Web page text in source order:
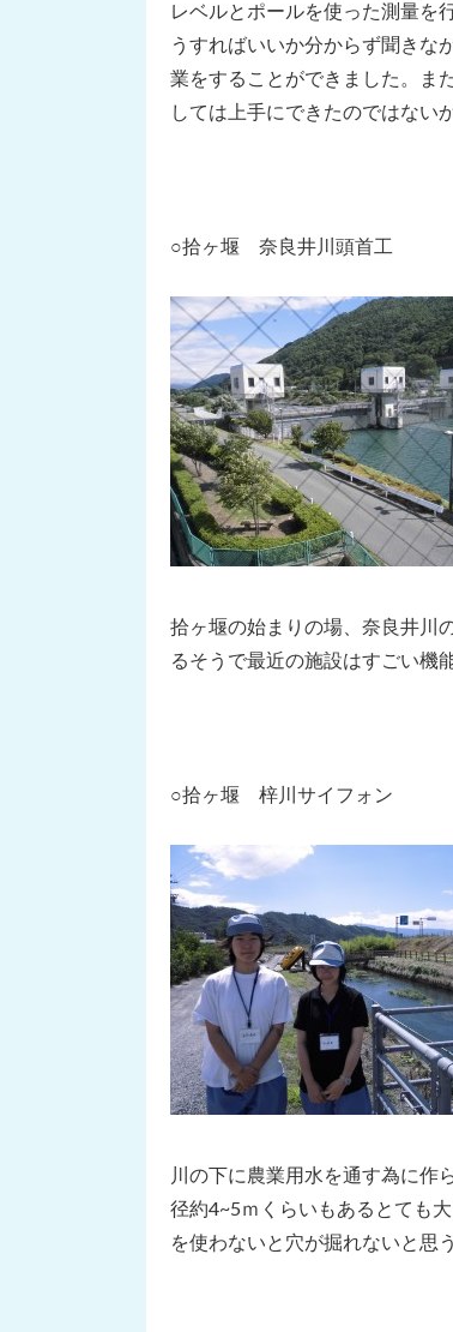
レベルとポールを使った測量を
うすればいいか分からず聞きな
業をすることができました。ま
しては上手にできたのではない
○拾ヶ堰 奈良井川頭首工
拾ヶ堰の始まりの場、奈良井川
るそうで最近の施設はすごい機
○拾ヶ堰 梓川サイフォン
川の下に農業用水を通す為に作
径約4~5ｍくらいもあるとても
を使わないと穴が掘れないと思